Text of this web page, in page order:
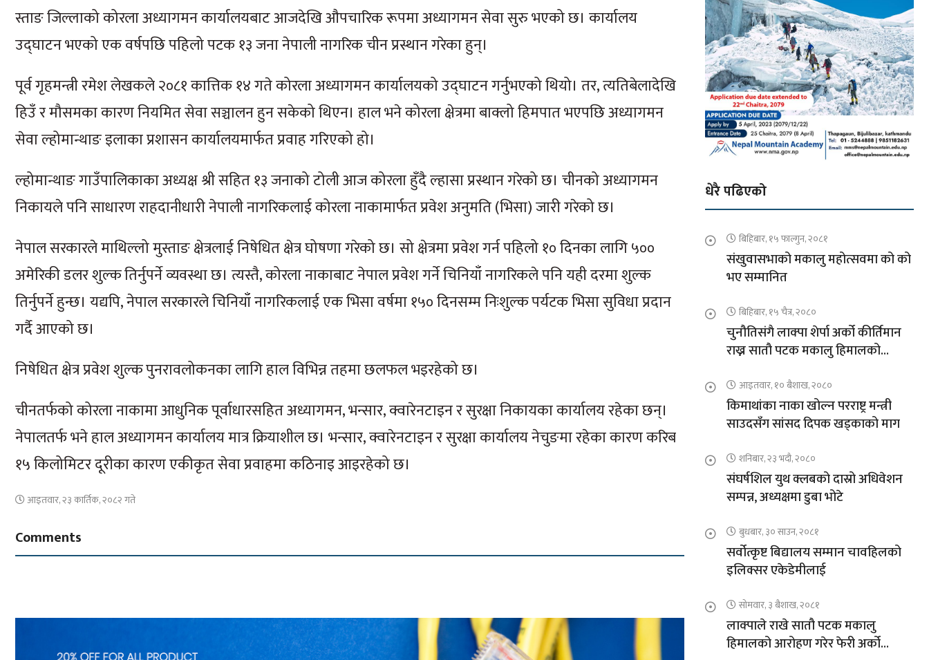
स्ताङ जिल्लाको कोरला अध्यागमन कार्यालयबाट आजदेखि औपचारिक रूपमा अध्यागमन सेवा सुरु भएको छ। कार्यालय
उद्घाटन भएको एक वर्षपछि पहिलो पटक १३ जना नेपाली नागरिक चीन प्रस्थान गरेका हुन्।
पूर्व गृहमन्त्री रमेश लेखकले २०८१ कात्तिक १४ गते कोरला अध्यागमन कार्यालयको उद्घाटन गर्नुभएको थियो। तर, त्यतिबेलादेखि
हिउँ र मौसमका कारण नियमित सेवा सञ्चालन हुन सकेको थिएन। हाल भने कोरला क्षेत्रमा बाक्लो हिमपात भएपछि अध्यागमन
सेवा ल्होमान्थाङ इलाका प्रशासन कार्यालयमार्फत प्रवाह गरिएको हो।
ल्होमान्थाङ गाउँपालिकाका अध्यक्ष श्री सहित १३ जनाको टोली आज कोरला हुँदै ल्हासा प्रस्थान गरेको छ। चीनको अध्यागमन
निकायले पनि साधारण राहदानीधारी नेपाली नागरिकलाई कोरला नाकामार्फत प्रवेश अनुमति (भिसा) जारी गरेको छ।
नेपाल सरकारले माथिल्लो मुस्ताङ क्षेत्रलाई निषेधित क्षेत्र घोषणा गरेको छ। सो क्षेत्रमा प्रवेश गर्न पहिलो १० दिनका लागि ५००
अमेरिकी डलर शुल्क तिर्नुपर्ने व्यवस्था छ। त्यस्तै, कोरला नाकाबाट नेपाल प्रवेश गर्ने चिनियाँ नागरिकले पनि यही दरमा शुल्क
तिर्नुपर्ने हुन्छ। यद्यपि, नेपाल सरकारले चिनियाँ नागरिकलाई एक भिसा वर्षमा १५० दिनसम्म निःशुल्क पर्यटक भिसा सुविधा प्रदान
गर्दै आएको छ।
निषेधित क्षेत्र प्रवेश शुल्क पुनरावलोकनका लागि हाल विभिन्न तहमा छलफल भइरहेको छ।
चीनतर्फको कोरला नाकामा आधुनिक पूर्वाधारसहित अध्यागमन, भन्सार, क्वारेनटाइन र सुरक्षा निकायका कार्यालय रहेका छन्।
नेपालतर्फ भने हाल अध्यागमन कार्यालय मात्र क्रियाशील छ। भन्सार, क्वारेनटाइन र सुरक्षा कार्यालय नेचुङमा रहेका कारण करिब
१५ किलोमिटर दूरीका कारण एकीकृत सेवा प्रवाहमा कठिनाइ आइरहेको छ।
आइतवार, २३ कार्तिक, २०८२ गते
Comments
धेरै पढिएको
बिहिबार, १५ फाल्गुन, २०८१
संखुवासभाको मकालु महोत्सवमा को को
भए सम्मानित
बिहिबार, १५ चैत्र, २०८०
चुनौतिसंगै लाक्पा शेर्पा अर्को कीर्तिमान
राख्न सातौ पटक मकालु हिमालको
आइतवार, १० बैशाख, २०८०
किमाथांका नाका खोल्न परराष्ट्र मन्त्री
साउदसँग सांसद दिपक खड्काको माग
शनिबार, २३ भदौ, २०८०
संघर्षशिल युथ क्लबको दास्रो अधिवेशन
सम्पन्न, अध्यक्षमा डुबा भोटे
बुधबार, ३० साउन, २०८१
सर्वोत्कृष्ट बिद्यालय सम्मान चावहिलको
इलिक्सर एकेडेमीलाई
सोमवार, ३ बैशाख, २०८१
लाक्पाले राखे सातौ पटक मकालु
हिमालको आरोहण गरेर फेरी अर्को